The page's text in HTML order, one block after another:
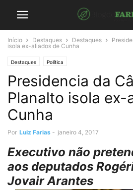
Início Destaques Destaques
isola ex-aliados de Cunha
Destaques Política
Presidencia da
Planalto isola ex-
Cunha
Por Luiz Farias - janeiro 4, 2017
Executivo não
aos deputados
Jovair Arantes